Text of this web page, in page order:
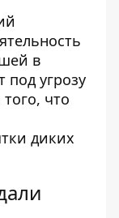
в
под угрозу
что
диких